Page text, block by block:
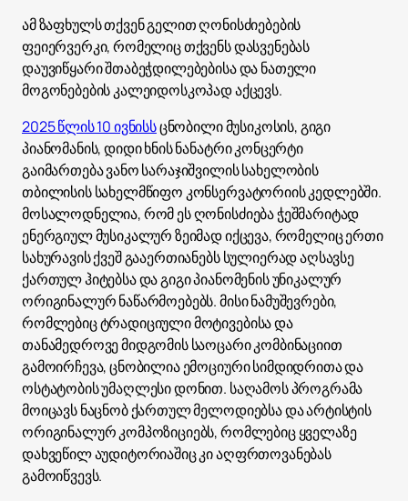
ამ ზაფხულს თქვენ გელით ღონისძიებების
ფეიერვერკი, რომელიც თქვენს დასვენებას
დაუვიწყარი შთაბეჭდილებებისა და ნათელი
მოგონებების კალეიდოსკოპად აქცევს.
2025 წლის 10 ივნისსცნობილი მუსიკოსის, გიგი
პიანომანის, დიდი ხნის ნანატრი კონცერტი
გაიმართება ვანო სარაჯიშვილის სახელობის
თბილისის სახელმწიფო კონსერვატორიის კედლებში.
მოსალოდნელია, რომ ეს ღონისძიება ჭეშმარიტად
ენერგიულ მუსიკალურ ზეიმად იქცევა, რომელიც ერთი
სახურავის ქვეშ გააერთიანებს სულიერად აღსავსე
ქართულ ჰიტებსა და გიგი პიანომენის უნიკალურ
ორიგინალურ ნაწარმოებებს. მისი ნამუშევრები,
რომლებიც ტრადიციული მოტივებისა და
თანამედროვე მიდგომის საოცარი კომბინაციით
გამოირჩევა, ცნობილია ემოციური სიმდიდრითა და
ოსტატობის უმაღლესი დონით. საღამოს პროგრამა
მოიცავს ნაცნობ ქართულ მელოდიებსა და არტისტის
ორიგინალურ კომპოზიციებს, რომლებიც ყველაზე
დახვეწილ აუდიტორიაშიც კი აღფრთოვანებას
გამოიწვევს.